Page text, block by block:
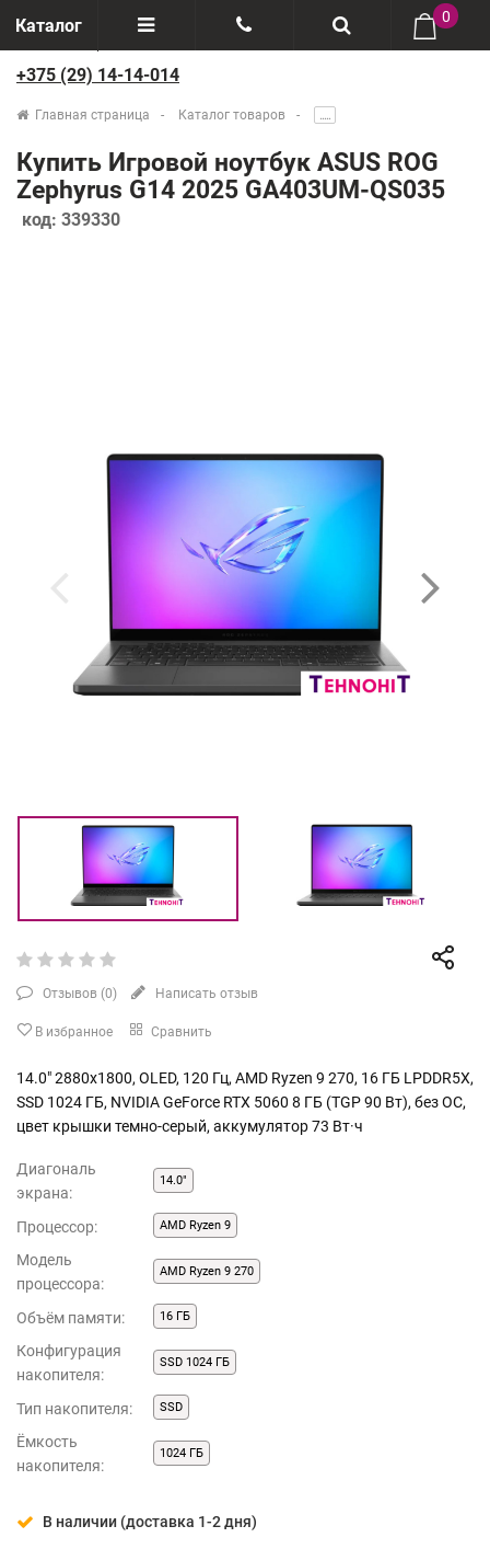
Каталог
Отзывы
Производители
Возврат товаров
+375(29) 888-44-44
0
+375 (29) 14-14-014
Главная страница Каталог товаров .....
Купить Игровой ноутбук ASUS ROG
Zephyrus G14 2025 GA403UM-QS035
код: 339330
Отзывов (0) Написать отзыв
В избранное Сравнить
14.0" 2880x1800, OLED, 120 Гц, AMD Ryzen 9 270, 16 ГБ LPDDR5X,
SSD 1024 ГБ, NVIDIA GeForce RTX 5060 8 ГБ (TGP 90 Вт), без ОС,
цвет крышки темно-серый, аккумулятор 73 Вт·ч
Диагональ
экрана:
14.0"
Процессор: AMD Ryzen 9
Модель
процессора:
AMD Ryzen 9 270
Объём памяти: 16 ГБ
Конфигурация
накопителя:
SSD 1024 ГБ
Тип накопителя: SSD
Ёмкость
накопителя:
1024 ГБ
В наличии (доставка 1-2 дня)